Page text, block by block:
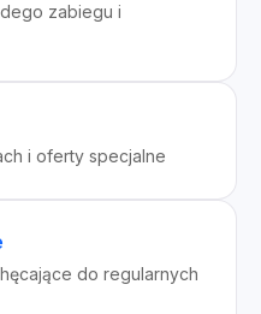
zabiegu i
i oferty specjalne
do regularnych